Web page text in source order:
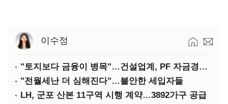
이수정
"토지보다 금융이 병목"…건설업계, PF 자금경색 해소 목소리
"전월세난 더 심해진다"…불안한 세입자들
LH, 군포 산본 11구역 시행 계약…3892가구 공급